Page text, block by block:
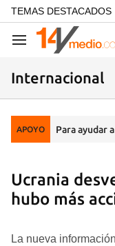
common.go-to-content
TEMAS DESTACADOS
Navegación
Internacional
APOYO Para ayudar
Ucrania
hubo más
La nueva